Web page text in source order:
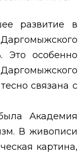
развитие в
Это особенно
связана с
Академия
В живописи
картина,